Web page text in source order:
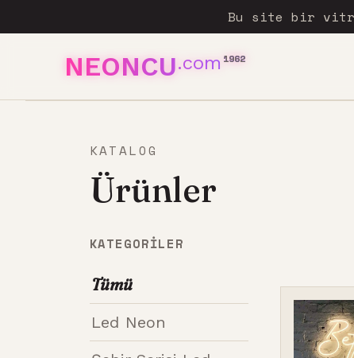
Bu site bir
NEONCU.com 1962
KATALOG
Ürünler
KATEGORILER
Tümü
Led Neon